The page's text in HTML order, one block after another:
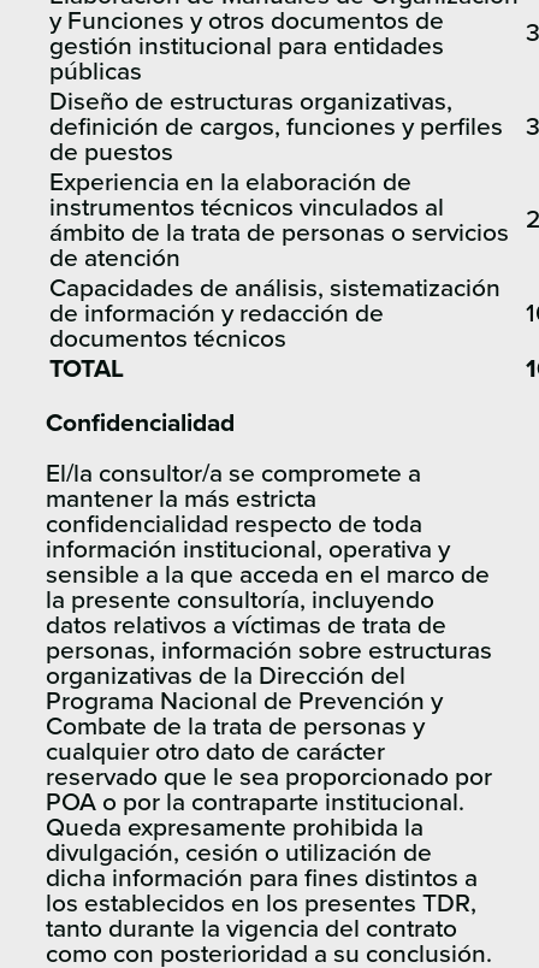
y Funciones y otros documentos de
gestión institucional para entidades
públicas
Diseño de estructuras organizativas,
definición de cargos, funciones y perfiles
de puestos
Experiencia en la elaboración de
instrumentos técnicos vinculados al
ámbito de la trata de personas o servicios
de atención
Capacidades de análisis, sistematización
de información y redacción de
documentos técnicos
TOTAL
Confidencialidad
El/la consultor/a se compromete a
mantener la más estricta
confidencialidad respecto de toda
información institucional, operativa y
sensible a la que acceda en el marco de
la presente consultoría, incluyendo
datos relativos a víctimas de trata de
personas, información sobre estructuras
organizativas de la Dirección del
Programa Nacional de Prevención y
Combate de la trata de personas y
cualquier otro dato de carácter
reservado que le sea proporcionado por
POA o por la contraparte institucional.
Queda expresamente prohibida la
divulgación, cesión o utilización de
dicha información para fines distintos a
los establecidos en los presentes TDR,
tanto durante la vigencia del contrato
como con posterioridad a su conclusión.